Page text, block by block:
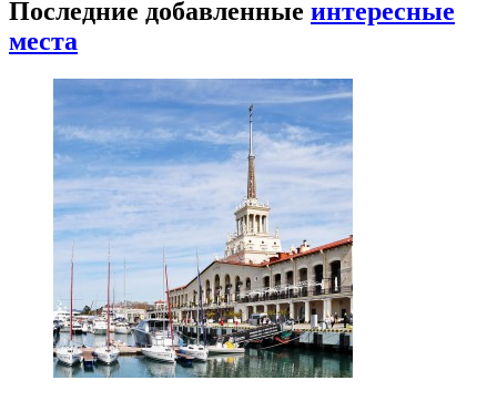
Последние добавленные интересные
места